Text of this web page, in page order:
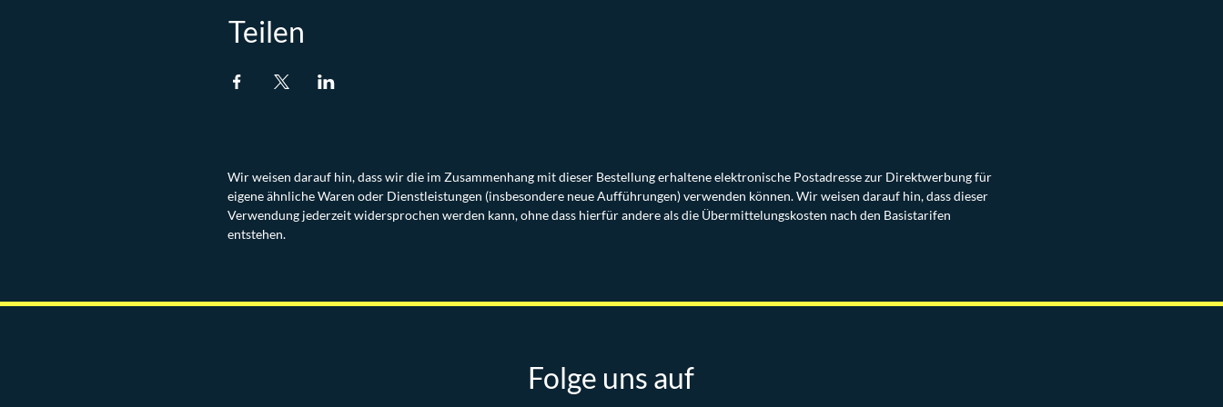
Teilen
Wir weisen darauf hin, dass wir die im Zusammenhang mit dieser Bestellung erhaltene elektronische Postadresse zur Direktwerbung für
eigene ähnliche Waren oder Dienstleistungen (insbesondere neue Aufführungen) verwenden können. Wir weisen darauf hin, dass dieser
Verwendung jederzeit widersprochen werden kann, ohne dass hierfür andere als die Übermittelungskosten nach den Basistarifen
entstehen.
Folge uns auf